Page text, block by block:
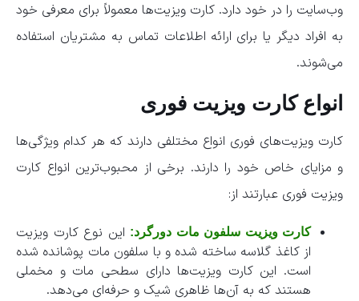
وب‌سایت را در خود دارد. کارت ویزیت‌ها معمولاً برای معرفی خود
به افراد دیگر یا برای ارائه اطلاعات تماس به مشتریان استفاده
می‌شوند.
انواع کارت ویزیت فوری
کارت ویزیت‌های فوری انواع مختلفی دارند که هر کدام ویژگی‌ها
و مزایای خاص خود را دارند. برخی از محبوب‌ترین انواع کارت
ویزیت فوری عبارتند از:
کارت ویزیت سلفون مات دورگرد: این نوع کارت ویزیت
از کاغذ گلاسه ساخته شده و با سلفون مات پوشانده شده
است. این کارت ویزیت‌ها دارای سطحی مات و مخملی
هستند که به آن‌ها ظاهری شیک و حرفه‌ای می‌دهد.